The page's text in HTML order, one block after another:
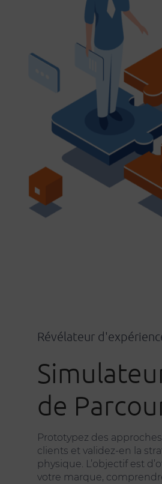
Révélateur
de
Prototypez des
clients et validez-en la
physique. L’objectif est
votre marque,